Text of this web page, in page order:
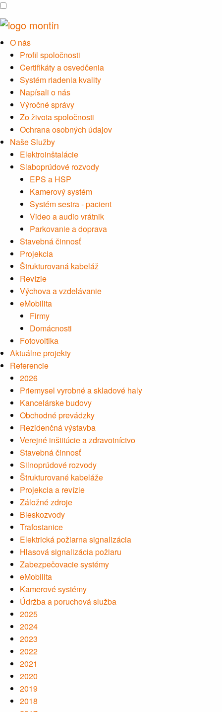
O nás
Profil spoločnosti
Certifikáty a osvedčenia
Systém riadenia kvality
Napísali o nás
Výročné správy
Zo života spoločnosti
Ochrana osobných údajov
Naše Služby
Elektroinštalácie
Slaboprúdové rozvody
EPS a HSP
Kamerový systém
Systém sestra - pacient
Video a audio vrátnik
Parkovanie a doprava
Stavebná činnosť
Projekcia
Štrukturovaná kabeláž
Revízie
Výchova a vzdelávanie
eMobilita
Firmy
Domácnosti
Fotovoltika
Aktuálne projekty
Referencie
2026
Priemysel vyrobné a skladové haly
Kancelárske budovy
Obchodné prevádzky
Rezidenčná výstavba
Verejné inštitúcie a zdravotníctvo
Stavebná činnosť
Silnoprúdové rozvody
Štrukturované kabeláže
Projekcia a revízie
Záložné zdroje
Bleskozvody
Trafostanice
Elektrická požiarna signalizácia
Hlasová signalizácia požiaru
Zabezpečovacie systémy
eMobilita
Kamerové systémy
Údržba a poruchová služba
2025
2024
2023
2022
2021
2020
2019
2018